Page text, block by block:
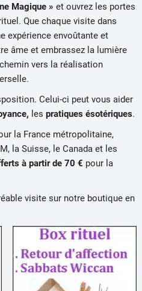
Magique » et ouvrez les portes
Que chaque visite dans
expérience envoûtante et
âme et embrassez la lumière
vers la réalisation
Celui-ci peut vous aider
les pratiques ésotériques.
la France métropolitaine,
la Suisse, le Canada et les
à partir de 70 € pour la
visite sur notre boutique en